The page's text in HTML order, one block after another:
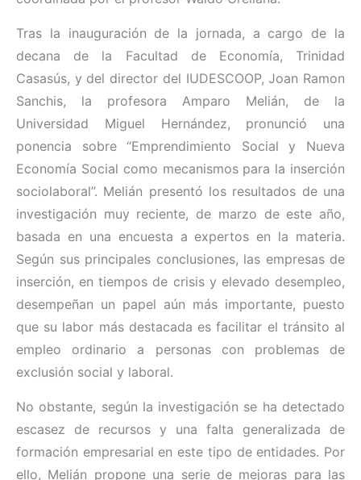
Tras la inauguración de la jornada, a cargo de la
decana de la Facultad de Economía, Trinidad
Casasús, y del director del IUDESCOOP, Joan Ramon
Sanchis, la profesora Amparo Melián, de la
Universidad Miguel Hernández, pronunció una
ponencia sobre “Emprendimiento Social y Nueva
Economía Social como mecanismos para la inserción
sociolaboral”. Melián presentó los resultados de una
investigación muy reciente, de marzo de este año,
basada en una encuesta a expertos en la materia.
Según sus principales conclusiones, las empresas de
inserción, en tiempos de crisis y elevado desempleo,
desempeñan un papel aún más importante, puesto
que su labor más destacada es facilitar el tránsito al
empleo ordinario a personas con problemas de
exclusión social y laboral.
No obstante, según la investigación se ha detectado
escasez de recursos y una falta generalizada de
formación empresarial en este tipo de entidades. Por
ello, Melián propone una serie de mejoras para las